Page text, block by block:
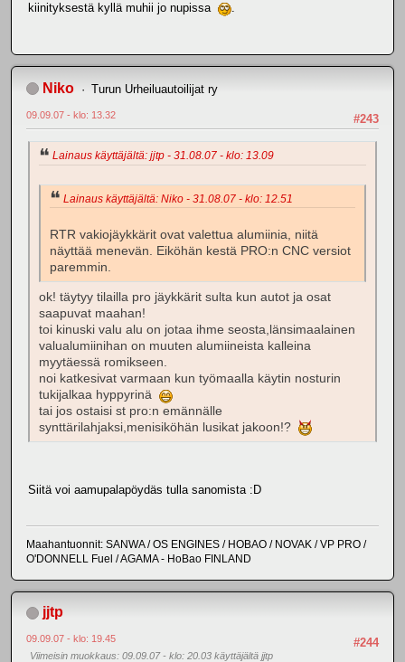
kiinityksestä kyllä muhii jo nupissa
.
Niko Turun Urheiluautoilijat ry
#243
09.09.07 - klo: 13.32
Lainaus käyttäjältä: jjtp - 31.08.07 - klo: 13.09
Lainaus käyttäjältä: Niko - 31.08.07 - klo: 12.51
RTR vakiojäykkärit ovat valettua alumiinia, niitä
näyttää menevän. Eiköhän kestä PRO:n CNC versiot
paremmin.
ok! täytyy tilailla pro jäykkärit sulta kun autot ja osat
saapuvat maahan!
toi kinuski valu alu on jotaa ihme seosta,länsimaalainen
valualumiinihan on muuten alumiineista kalleina
myytäessä romikseen.
noi katkesivat varmaan kun työmaalla käytin nosturin
tukijalkaa hyppyrinä
tai jos ostaisi st pro:n emännälle
synttärilahjaksi,menisiköhän lusikat jakoon!?
Siitä voi aamupalapöydäs tulla sanomista :D
Maahantuonnit: SANWA / OS ENGINES / HOBAO / NOVAK / VP PRO /
O'DONNELL Fuel / AGAMA - HoBao FINLAND
jjtp
#244
09.09.07 - klo: 19.45
Viimeisin muokkaus: 09.09.07 - klo: 20.03 käyttäjältä jjtp